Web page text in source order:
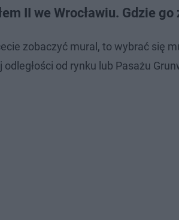
II we Wrocławiu. Gdzie go
zobaczyć mural, to wybrać się
od rynku lub Pasażu